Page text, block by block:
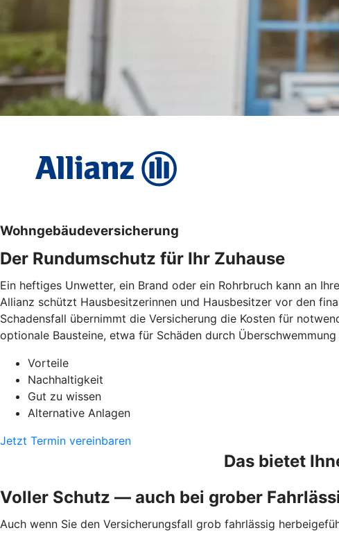
Wohngebäudeversicherung
Der Rundumschutz für Ihr Zuhause
Ein heftiges Unwetter, ein Brand oder ein Rohrbruch kann an
Allianz schützt Hausbesitzerinnen und Hausbesitzer vor den
Schadensfall übernimmt die Versicherung die Kosten für
optionale Bausteine, etwa für Schäden durch
Vorteile
Nachhaltigkeit
Gut zu wissen
Alternative Anlagen
Jetzt Termin vereinbaren
Das bietet
Voller Schutz — auch bei grober
Auch wenn Sie den Versicherungsfall grob fahrlässig